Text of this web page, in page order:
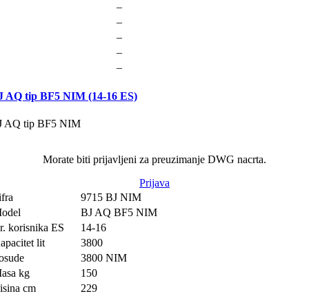
–
–
–
–
–
AQ tip BF5 NIM (14-16 ES)
AQ tip BF5 NIM
Morate biti prijavljeni za preuzimanje DWG nacrta.
Prijava
9715 BJ NIM
BJ AQ BF5 NIM
korisnika ES
14-16
lit
3800
3800 NIM
kg
150
cm
229